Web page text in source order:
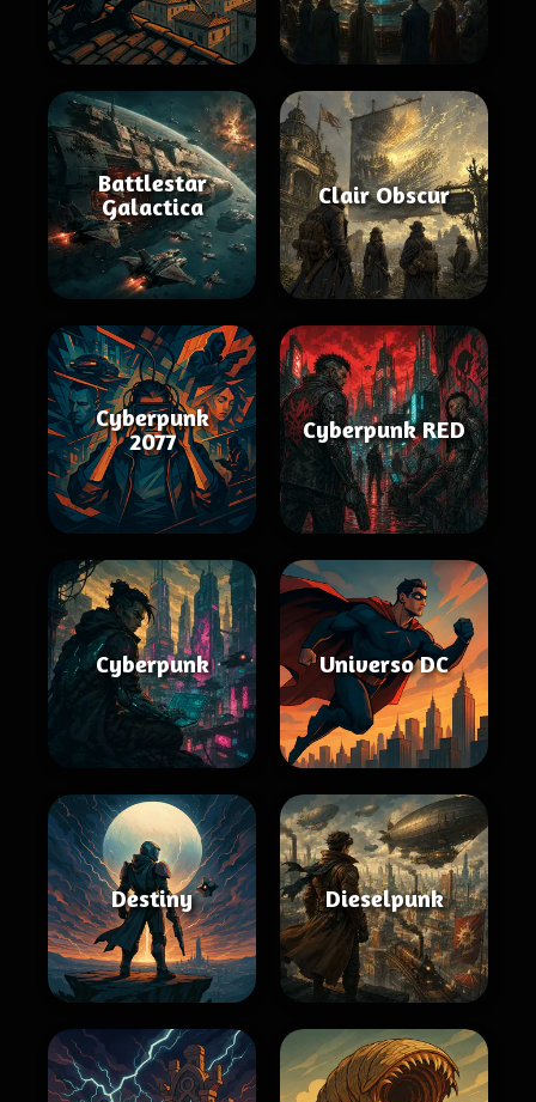
Battlestar
Galactica
Clair Obscur
Cyberpunk
2077
Cyberpunk RED
Cyberpunk Universo DC
Destiny Dieselpunk